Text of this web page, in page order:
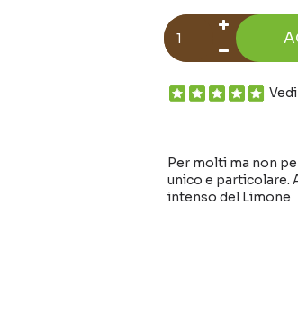
Per molti ma non
unico e particolare.
intenso del Limone